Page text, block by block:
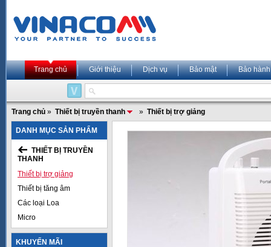
Trang chủ Giới thiệu Dịch vụ Bảo mật Bảo hành
Trang chủ » Thiết bị truyền thanh » Thiết bị trợ giảng
DANH MỤC SẢN PHẨM
THIẾT BỊ TRUYỀN
THANH
Thiết bị trợ giảng
Thiết bị tăng âm
Các loại Loa
Micro
KHUYẾN MÃI